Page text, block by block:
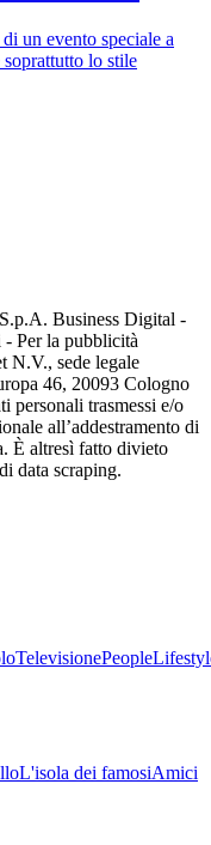
un evento speciale a
lo stile
Business Digital -
Per la pubblicità
N.V., sede legale
46, 20093 Cologno
personali trasmessi e/o
all’addestramento di
È altresì fatto divieto
data scraping.
TelevisionePeople
L'isola dei famosiAmici